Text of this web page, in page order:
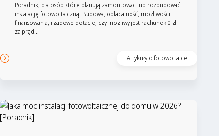
Poradnik, dla osób które planują zamontowac lub rozbudować
instalację fotowoltaiczną. Budowa, opłacalność, możliwości
finansowania, rządowe dotacje, czy możliwy jest rachunek 0 zł
za prąd...
Artykuły o fotowoltaice